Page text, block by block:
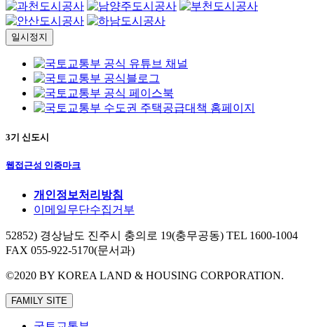
일시정지
3기 신도시
웹접근성 인증마크
개인정보처리방침
이메일무단수집거부
52852) 경상남도 진주시 충의로 19(충무공동) TEL 1600-1004
FAX 055-922-5170(문서과)
©2020 BY KOREA LAND & HOUSING CORPORATION.
FAMILY SITE